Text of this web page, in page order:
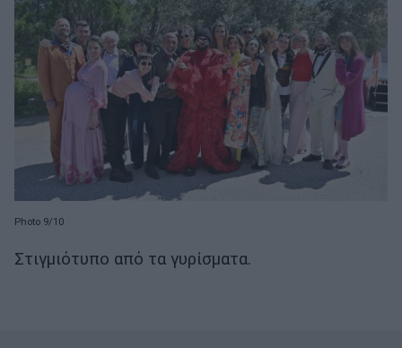
Photo 9/10
Στιγμιότυπο από τα γυρίσματα.